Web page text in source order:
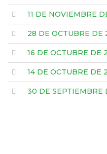
11 DE NOVIEMBRE
28 DE OCTUBRE DE
16 DE OCTUBRE DE
14 DE OCTUBRE DE
30 DE SEPTIEMBRE